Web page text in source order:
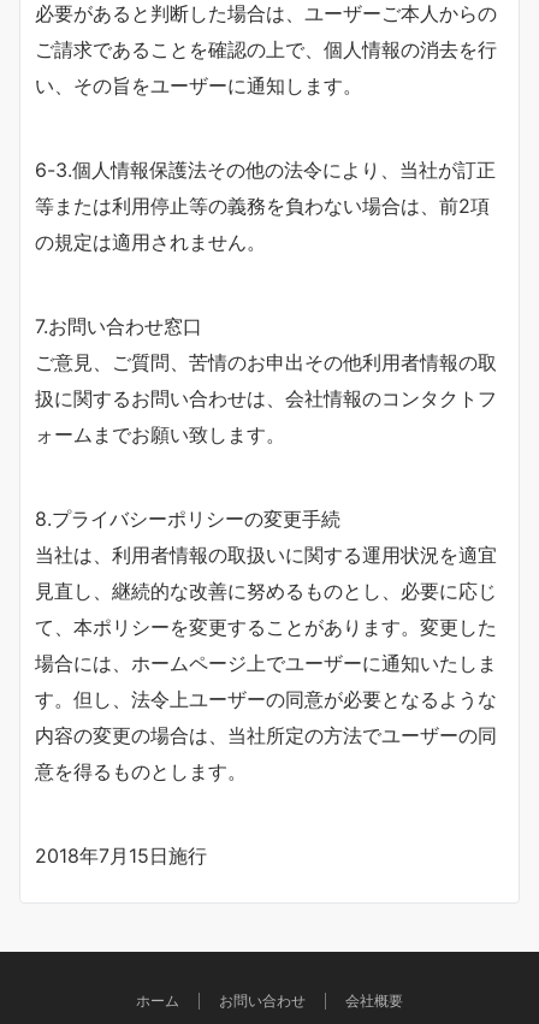
必要があると判断した場合は、ユーザーご本人からの
ご請求であることを確認の上で、個人情報の消去を行
い、その旨をユーザーに通知します。
6-3.個人情報保護法その他の法令により、当社が訂正
等または利用停止等の義務を負わない場合は、前2項
の規定は適用されません。
7.お問い合わせ窓口
ご意見、ご質問、苦情のお申出その他利用者情報の取
扱に関するお問い合わせは、会社情報のコンタクトフ
ォームまでお願い致します。
8.プライバシーポリシーの変更手続
当社は、利用者情報の取扱いに関する運用状況を適宜
見直し、継続的な改善に努めるものとし、必要に応じ
て、本ポリシーを変更することがあります。変更した
場合には、ホームページ上でユーザーに通知いたしま
す。但し、法令上ユーザーの同意が必要となるような
内容の変更の場合は、当社所定の方法でユーザーの同
意を得るものとします。
2018年7月15日施行
ホーム お問い合わせ 会社概要